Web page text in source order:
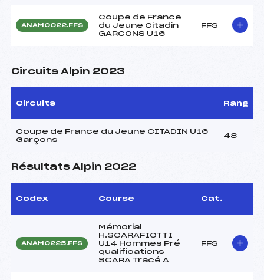
ANAM0022.FFS
Coupe de France
du Jeune Citadin
GARCONS U16
FFS
Circuits Alpin 2023
Circuits Rang
Coupe de France du Jeune CITADIN U16
Garçons
48
Résultats Alpin 2022
Codex Course Cat.
ANAM0225.FFS
Mémorial
H.SCARAFIOTTI
U14 Hommes Pré
qualifications
SCARA Tracé A
FFS